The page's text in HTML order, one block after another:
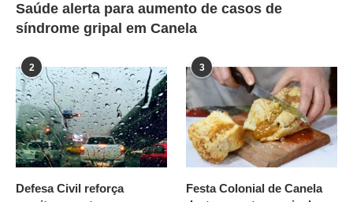
Saúde alerta para aumento de casos de
síndrome gripal em Canela
2
Defesa Civil reforça
3
Festa Colonial de Canela